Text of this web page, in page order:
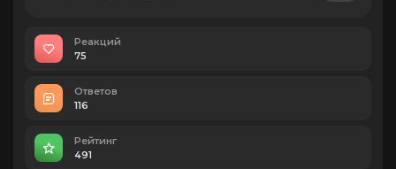
Реакций
75
Ответов
116
Рейтинг
491